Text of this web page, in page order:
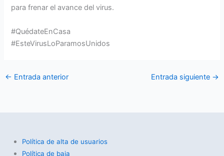
para frenar el avance del virus.
#QuédateEnCasa
#EsteVirusLoParamosUnidos
← Entrada anterior Entrada siguiente →
Política de alta de usuarios
Política de baja